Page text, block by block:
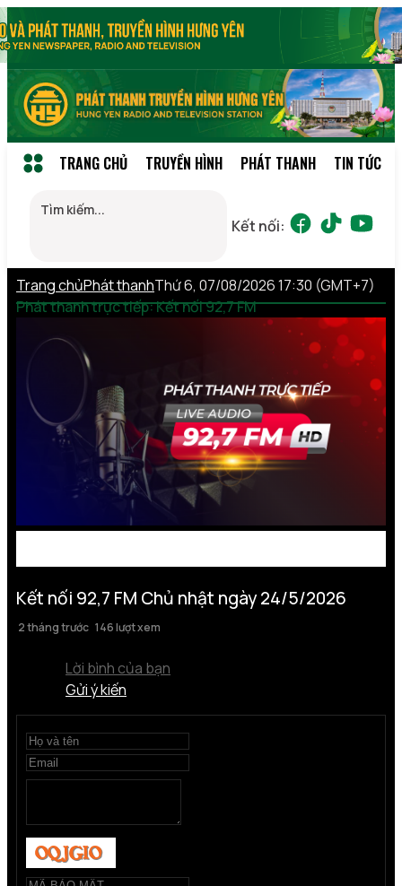
TRANG CHỦ TRUYỀN HÌNH PHÁT THANH TIN TỨC
Kết nối:
Trang chủPhát thanh
Phát thanh trực tiếp: Kết nối 92,7 FM
Thứ 6, 07/08/2026 17:30 (GMT+7)
Kết nối 92,7 FM Chủ nhật ngày 24/5/2026
2 tháng trước 146 lượt xem
Lời bình của bạn
Gửi ý kiến